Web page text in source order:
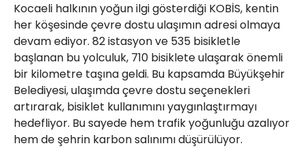
Kocaeli halkının yoğun ilgi gösterdiği KOBİS, kentin
her köşesinde çevre dostu ulaşımın adresi olmaya
devam ediyor. 82 istasyon ve 535 bisikletle
başlanan bu yolculuk, 710 bisiklete ulaşarak önemli
bir kilometre taşına geldi. Bu kapsamda Büyükşehir
Belediyesi, ulaşımda çevre dostu seçenekleri
artırarak, bisiklet kullanımını yaygınlaştırmayı
hedefliyor. Bu sayede hem trafik yoğunluğu azalıyor
hem de şehrin karbon salınımı düşürülüyor.